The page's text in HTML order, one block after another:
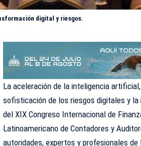
digital y riesgos.
La aceleración de la inteligencia
sofisticación de los riesgos digitales y
del XIX Congreso Internacional de
Latinoamericano de Contadores y
autoridades, expertos y profesionales de